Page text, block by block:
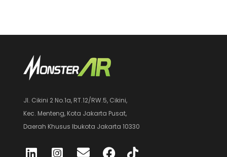
Jl. Cikini 2 No.1a, RT.12/RW.5, Cikini,
Kec. Menteng, Kota Jakarta Pusat,
Daerah Khusus Ibukota Jakarta 10330